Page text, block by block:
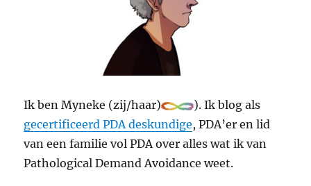
Ik ben Myneke (zij/haar)
). Ik blog als
gecertificeerd PDA deskundige, PDA’er en lid
van een familie vol PDA over alles wat ik van
Pathological Demand Avoidance weet.